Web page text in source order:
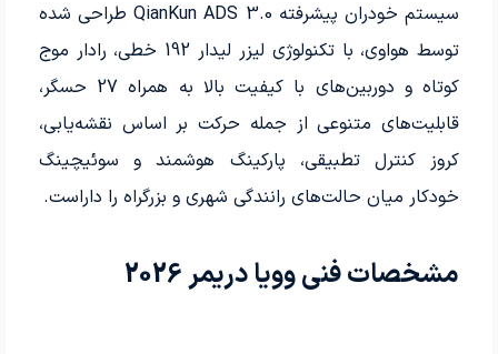
سیستم خودران پیشرفته QianKun ADS 3.0 طراحی شده
توسط هواوی، با تکنولوژی لیزر لیدار 192 خطی، رادار موج
کوتاه و دوربین‌های با کیفیت بالا به همراه 27 حسگر،
قابلیت‌های متنوعی از جمله حرکت بر اساس نقشه‌یابی،
کروز کنترل تطبیقی، پارکینگ هوشمند و سوئیچینگ
خودکار میان حالت‌های رانندگی شهری و بزرگراه را داراست.
مشخصات فنی وویا دریمر 2026